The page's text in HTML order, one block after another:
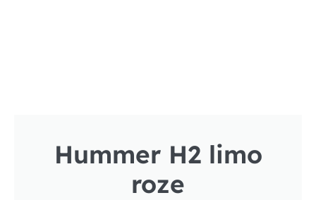
Hummer H2 limo
roze